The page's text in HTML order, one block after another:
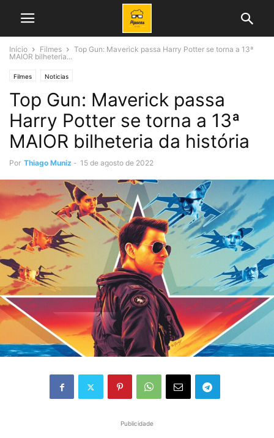
Início Filmes
Top Gun: Maverick passa Harry Potter se torna a 13ª
MAIOR bilheteria...
Filmes Noticias
Top Gun: Maverick passa
Harry Potter se torna a 13ª
MAIOR bilheteria da história
Por Thiago Muniz - 15 de agosto de 2022
Publicidade